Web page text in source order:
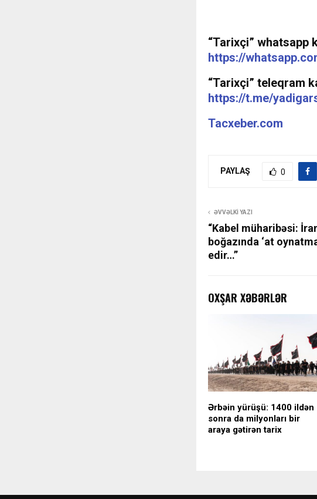
“Tarixçi” whatsapp
https://
“Tarixçi” teleqram
https://t.me/
Tacxeber.com
PAYLAŞ 0
ƏVVƏLKI YAZI
“Kabel müharibəsi:
boğazında ‘at
edir…”
OXŞAR XƏBƏRLƏR
Ərbəin yürüşü: 1400 ildən
sonra da milyonları bir
araya gətirən tarix